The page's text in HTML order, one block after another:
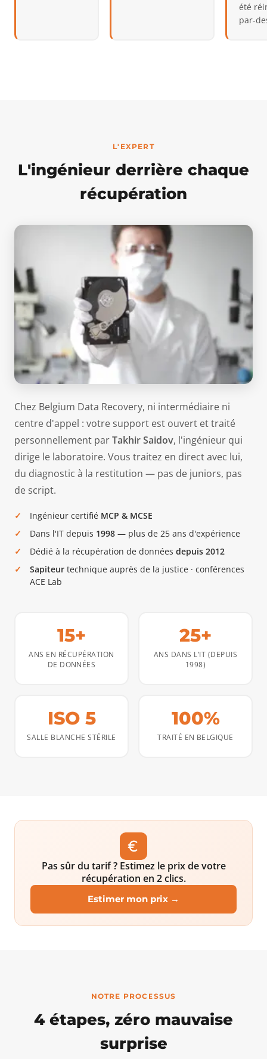
été
par-
L'EXPERT
L'ingénieur derrière chaque
récupération
Chez Belgium Data Recovery, ni intermédiaire ni
centre d'appel : votre support est ouvert et traité
personnellement parTakhir Saidov, l'ingénieur qui
dirige le laboratoire. Vous traitez en direct avec lui,
du diagnostic à la restitution — pas de juniors, pas
de script.
Ingénieur certifié MCP & MCSE
Dans l'IT depuis 1998 — plus de 25 ans d'expérience
Dédié à la récupération de données depuis 2012
Sapiteur technique auprès de la justice · conférences
ACE Lab
15+
ANS EN RÉCUPÉRATION
DE DONNÉES
25+
ANS DANS L’IT (DEPUIS
1998)
ISO 5
SALLE BLANCHE STÉRILE
100%
TRAITÉ EN BELGIQUE
Pas sûr du tarif ? Estimez le prix de votre
récupération en 2 clics.
Estimer mon prix →
NOTRE PROCESSUS
4 étapes, zéro mauvaise
surprise